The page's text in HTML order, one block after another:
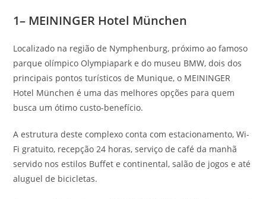
1– MEININGER Hotel München
Localizado na região de Nymphenburg, próximo ao famoso
parque olímpico Olympiapark e do museu BMW, dois dos
principais pontos turísticos de Munique, o MEININGER
Hotel München é uma das melhores opções para quem
busca um ótimo custo-benefício.
A estrutura deste complexo conta com estacionamento, Wi-
Fi gratuito, recepção 24 horas, serviço de café da manhã
servido nos estilos Buffet e continental, salão de jogos e até
aluguel de bicicletas.